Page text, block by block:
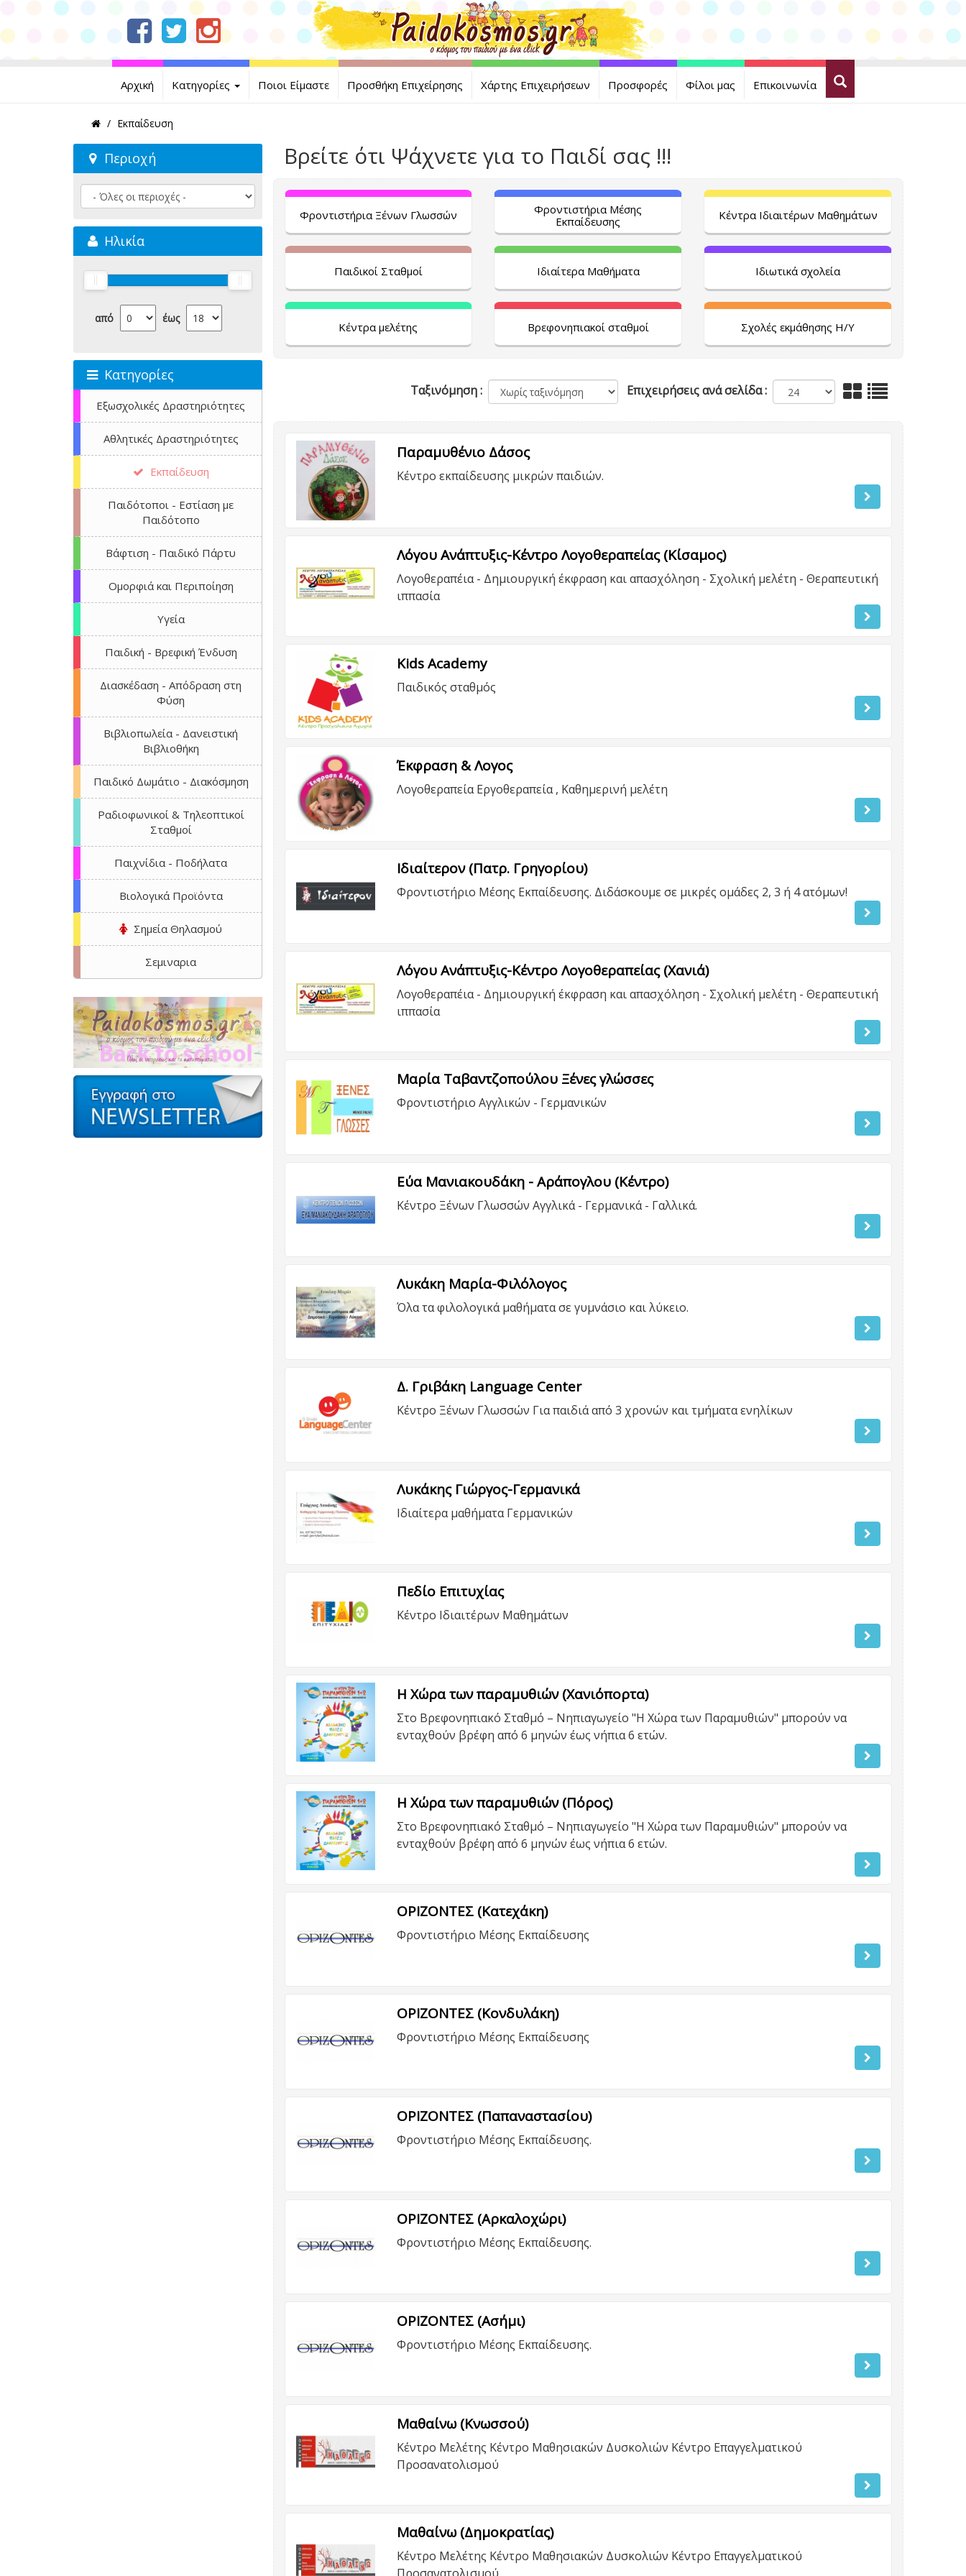
Αρχική Κατηγορίες Ποιοι Είμαστε Προσθήκη Επιχείρησης Χάρτης Επιχειρήσεων Προσφορές Φίλοι μας Επικοινωνία
Εκπαίδευση
Περιοχή
Ηλικία
από έως
Κατηγορίες
Εξωσχολικές Δραστηριότητες
Αθλητικές Δραστηριότητες
Εκπαίδευση
Παιδότοποι - Εστίαση με
Παιδότοπο
Βάφτιση - Παιδικό Πάρτυ
Ομορφιά και Περιποίηση
Υγεία
Παιδική - Βρεφική Ένδυση
Διασκέδαση - Απόδραση στη
Φύση
Βιβλιοπωλεία - Δανειστική
Βιβλιοθήκη
Παιδικό Δωμάτιο - Διακόσμηση
Ραδιοφωνικοί & Τηλεοπτικοί
Σταθμοί
Παιχνίδια - Ποδήλατα
Βιολογικά Προϊόντα
Σημεία Θηλασμού
Σεμιναρια
Βρείτε ότι Ψάχνετε για το Παιδί σας !!!
Φροντιστήρια Ξένων Γλωσσών
Φροντιστήρια Μέσης
Εκπαίδευσης
Κέντρα Ιδιαιτέρων Μαθημάτων
Παιδικοί Σταθμοί Ιδιαίτερα Μαθήματα Ιδιωτικά σχολεία
Κέντρα μελέτης Βρεφονηπιακοί σταθμοί Σχολές εκμάθησης Η/Υ
Ταξινόμηση : Επιχειρήσεις ανά σελίδα :
Παραμυθένιο Δάσος
Κέντρο εκπαίδευσης μικρών παιδιών.
Λόγου Ανάπτυξις-Κέντρο Λογοθεραπείας (Κίσαμος)
Λογοθεραπέια - Δημιουργική έκφραση και απασχόληση - Σχολική μελέτη - Θεραπευτική
ιππασία
Kids Academy
Παιδικός σταθμός
Έκφραση & Λογος
Λογοθεραπεία Εργοθεραπεία , Καθημερινή μελέτη
Ιδιαίτερον (Πατρ. Γρηγορίου)
Φροντιστήριο Μέσης Εκπαίδευσης. Διδάσκουμε σε μικρές ομάδες 2, 3 ή 4 ατόμων!
Λόγου Ανάπτυξις-Κέντρο Λογοθεραπείας (Χανιά)
Λογοθεραπέια - Δημιουργική έκφραση και απασχόληση - Σχολική μελέτη - Θεραπευτική
ιππασία
Μαρία Ταβαντζοπούλου Ξένες γλώσσες
Φροντιστήριο Αγγλικών - Γερμανικών
Εύα Μανιακουδάκη - Αράπογλου (Κέντρο)
Κέντρο Ξένων Γλωσσών Αγγλικά - Γερμανικά - Γαλλικά.
Λυκάκη Μαρία-Φιλόλογος
Όλα τα φιλολογικά μαθήματα σε γυμνάσιο και λύκειο.
Δ. Γριβάκη Language Center
Κέντρο Ξένων Γλωσσών Για παιδιά από 3 χρονών και τμήματα ενηλίκων
Λυκάκης Γιώργος-Γερμανικά
Ιδιαίτερα μαθήματα Γερμανικών
Πεδίο Επιτυχίας
Κέντρο Ιδιαιτέρων Μαθημάτων
Η Χώρα των παραμυθιών (Χανιόπορτα)
Στο Βρεφονηπιακό Σταθμό – Νηπιαγωγείο "Η Χώρα των Παραμυθιών" μπορούν να
ενταχθούν βρέφη από 6 μηνών έως νήπια 6 ετών.
Η Χώρα των παραμυθιών (Πόρος)
Στο Βρεφονηπιακό Σταθμό – Νηπιαγωγείο "Η Χώρα των Παραμυθιών" μπορούν να
ενταχθούν βρέφη από 6 μηνών έως νήπια 6 ετών.
ΟΡΙΖΟΝΤΕΣ (Κατεχάκη)
Φροντιστήριο Μέσης Εκπαίδευσης
ΟΡΙΖΟΝΤΕΣ (Κονδυλάκη)
Φροντιστήριο Μέσης Εκπαίδευσης
ΟΡΙΖΟΝΤΕΣ (Παπαναστασίου)
Φροντιστήριο Μέσης Εκπαίδευσης.
ΟΡΙΖΟΝΤΕΣ (Αρκαλοχώρι)
Φροντιστήριο Μέσης Εκπαίδευσης.
ΟΡΙΖΟΝΤΕΣ (Ασήμι)
Φροντιστήριο Μέσης Εκπαίδευσης.
Μαθαίνω (Κνωσσού)
Κέντρο Μελέτης Κέντρο Μαθησιακών Δυσκολιών Κέντρο Επαγγελματικού
Προσανατολισμού
Μαθαίνω (Δημοκρατίας)
Κέντρο Μελέτης Κέντρο Μαθησιακών Δυσκολιών Κέντρο Επαγγελματικού